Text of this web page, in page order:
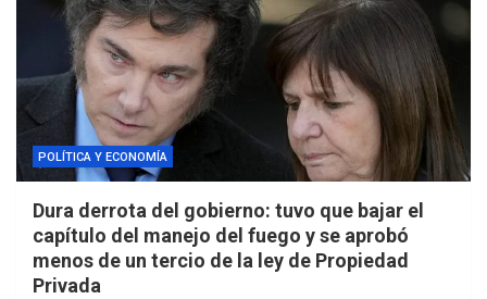
POLÍTICA Y ECONOMÍA
Dura derrota del gobierno: tuvo que bajar el
capítulo del manejo del fuego y se aprobó
menos de un tercio de la ley de Propiedad
Privada